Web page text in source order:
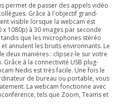
permet de passer des appels vidéo
Grâce à l'objectif grand-
visible lorsque la webcam est
1080p) à 30 images par seconde
que les microphones stéréo
annulent les bruits environnants. Le
deux manières : clipsez-le sur votre
à la connectivité USB plug-
Nedis est très facile. Une fois le
de bureau ou portable, vous
La webcam fonctionne avec
tels que Zoom, Teams et